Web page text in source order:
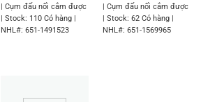
| Cụm đấu nối cắm được
| Stock: 110 Có hàng |
NHL#: 651-1491523
| Cụm đấu nối cắm được
| Stock: 62 Có hàng |
NHL#: 651-1569965